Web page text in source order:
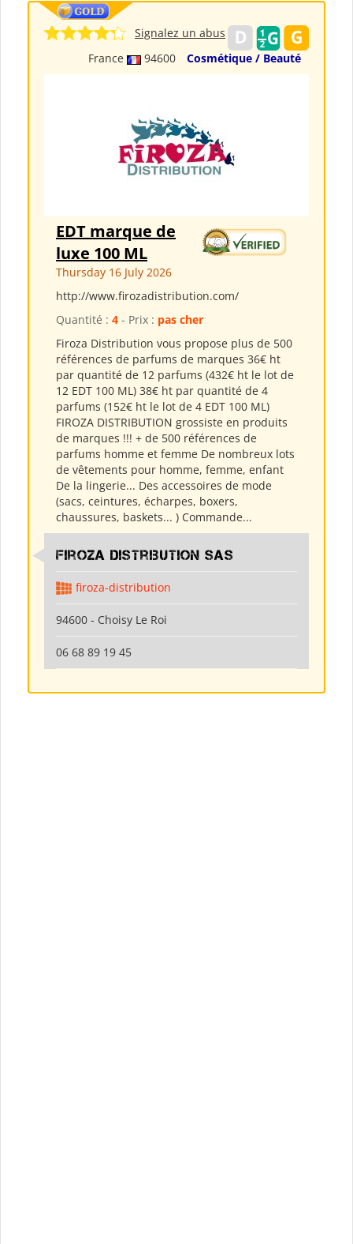
France 94600 Cosmétique / Beauté
Signalez un abus
EDT marque de
luxe 100 ML
Thursday 16 July 2026
http://www.firozadistribution.com/
Quantité : 4 - Prix : pas cher
Firoza Distribution vous propose plus de 500
références de parfums de marques 36€ ht
par quantité de 12 parfums (432€ ht le lot de
12 EDT 100 ML) 38€ ht par quantité de 4
parfums (152€ ht le lot de 4 EDT 100 ML)
FIROZA DISTRIBUTION grossiste en produits
de marques !!! + de 500 références de
parfums homme et femme De nombreux lots
de vêtements pour homme, femme, enfant
De la lingerie... Des accessoires de mode
(sacs, ceintures, écharpes, boxers,
chaussures, baskets... ) Commande...
Firoza Distribution SAS
firoza-distribution
94600 - Choisy Le Roi
06 68 89 19 45